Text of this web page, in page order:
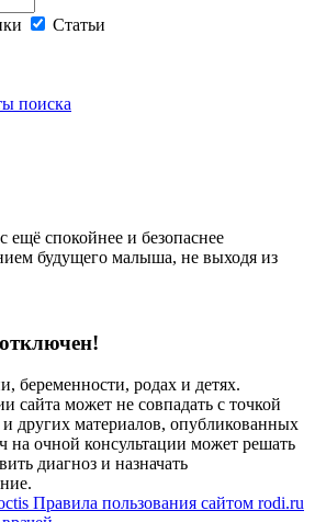
Статьи
поиска
ещё спокойнее и безопаснее
будущего малыша, не выходя из
беременности, родах и детях.
сайта может не совпадать с точкой
и других материалов, опубликованных
на очной консультации может решать
диагноз и назначать
Правила пользования сайтом rodi.ru